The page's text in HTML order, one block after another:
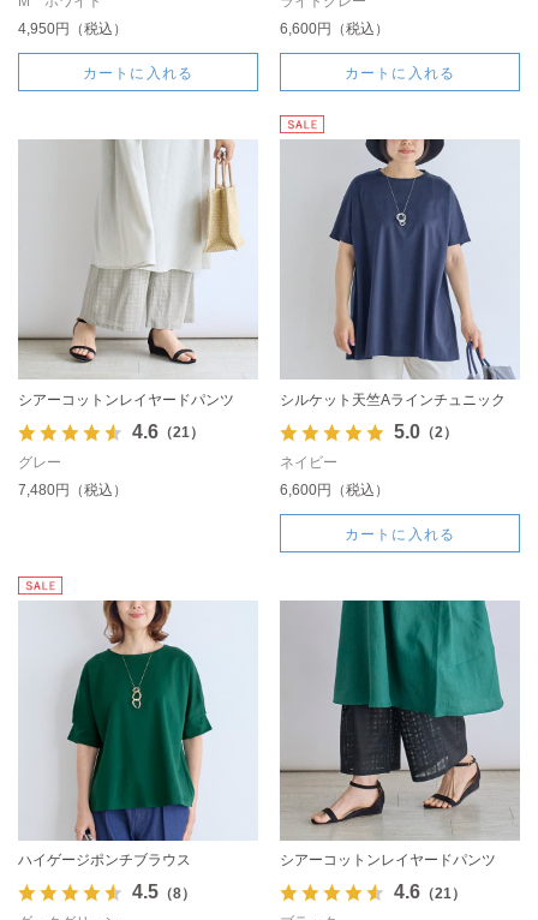
4,950円（税込）
カートに入れる
6,600円（税込）
カートに入れる
シアーコットンレイヤードパンツ
4.6（21）
グレー
7,480円（税込）
シルケット天竺Aラインチュニック
5.0（2）
ネイビー
6,600円（税込）
カートに入れる
ハイゲージポンチブラウス
4.5（8）
シアーコットンレイヤードパンツ
4.6（21）